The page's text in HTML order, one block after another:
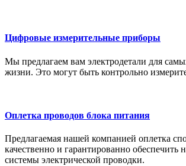
Цифровые измерительные приборы
Мы предлагаем вам электродетали для
жизни. Это могут быть контрольно
Оплетка проводов блока питания
Предлагаемая нашей компанией оплетка
качественно и гарантированно
системы электрической проводки.